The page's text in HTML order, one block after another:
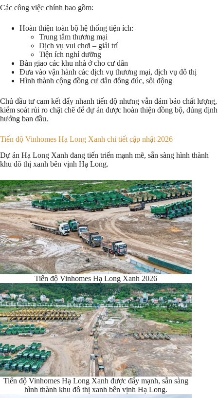
Các công việc chính bao gồm:
Hoàn thiện toàn bộ hệ thống tiện ích:
Trung tâm thương mại
Dịch vụ vui chơi – giải trí
Tiện ích nghỉ dưỡng
Bàn giao các khu nhà ở cho cư dân
Đưa vào vận hành các dịch vụ thương mại, dịch vụ đô thị
Hình thành cộng đồng cư dân đông đúc, sôi động
Chủ đầu tư cam kết đẩy nhanh tiến độ nhưng vẫn đảm bảo chất lượng,
kiểm soát rủi ro chặt chẽ để dự án được hoàn thiện đồng bộ, đúng định
hướng ban đầu.
Tiến độ Vinhomes Hạ Long Xanh chi tiết cập nhật 2026
Dự án Hạ Long Xanh đang tiến triển mạnh mẽ, sẵn sàng hình thành
khu đô thị xanh bên vịnh Hạ Long.
Tiến độ Vinhomes Hạ Long Xanh 2026
Tiến độ Vinhomes Hạ Long Xanh được đẩy mạnh, sẵn sàng
hình thành khu đô thị xanh bên vịnh Hạ Long.